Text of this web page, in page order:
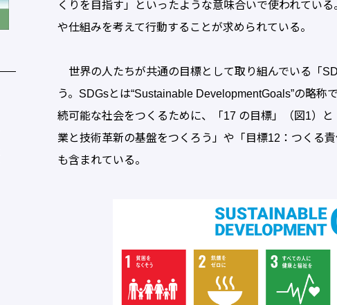
くりを目指す」といったような意味合いで使われてい
や仕組みを考えて行動することが求められている。
世界の人たちが共通の目標として取り組んでいる「
う。SDGsとは“Sustainable DevelopmentGoals”の略
続可能な社会をつくるために、「17 の目標」（図1）
業と技術革新の基盤をつくろう」や「目標12：つくる
も含まれている。